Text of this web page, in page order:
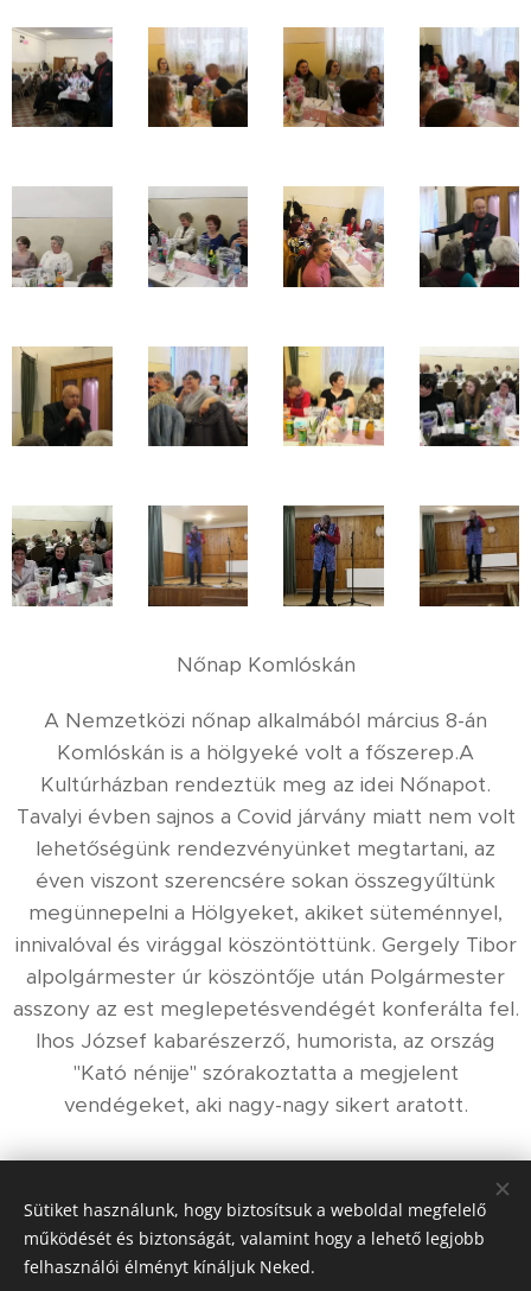
Nőnap Komlóskán
A Nemzetközi nőnap alkalmából március 8-án
Komlóskán is a hölgyeké volt a főszerep.A
Kultúrházban rendeztük meg az idei Nőnapot.
Tavalyi évben sajnos a Covid járvány miatt nem volt
lehetőségünk rendezvényünket megtartani, az
éven viszont szerencsére sokan összegyűltünk
megünnepelni a Hölgyeket, akiket süteménnyel,
innivalóval és virággal köszöntöttünk. Gergely Tibor
alpolgármester úr köszöntője után Polgármester
asszony az est meglepetésvendégét konferálta fel.
Ihos József kabarészerző, humorista, az ország
"Kató nénije" szórakoztatta a megjelent
vendégeket, aki nagy-nagy sikert aratott.
Sütiket használunk, hogy biztosítsuk a weboldal megfelelő
működését és biztonságát, valamint hogy a lehető legjobb
felhasználói élményt kínáljuk Neked.